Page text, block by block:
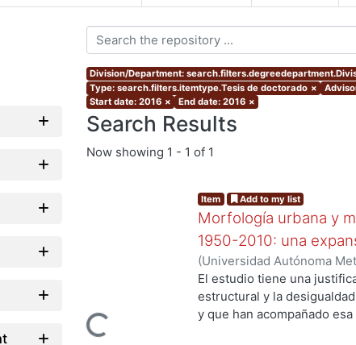
Division/Department:
Type: search.filters.itemtype.Tesis de doctorado ×
Start date: 2016 × End date: 2016 ×
Search Results
Now showing 1 - 1 of 1
Loading...
Item Add to my list
Morfología urbana y
1950-2010: una
(Universidad Autónoma
de Servicios de
El estudio tiene una
estructural y la
y que han acompañado